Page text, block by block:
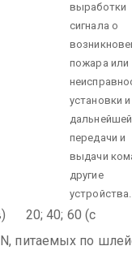
выработки
сигнала о
пожара или
установки
дальнейшей
передачи и
выдачи
другие
устройства.
20; 40; 60 (с
N, питаемых по